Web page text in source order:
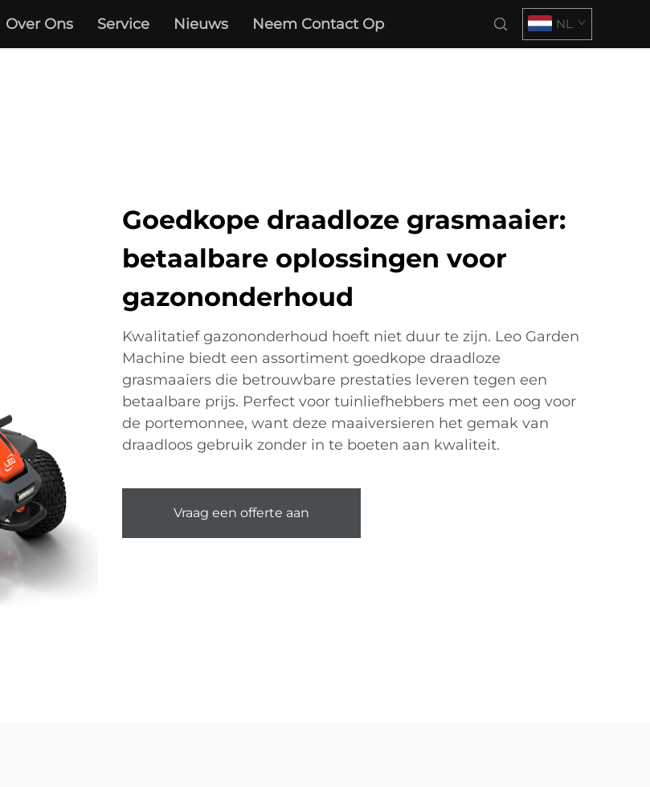
Over Ons Service Nieuws Neem Contact Op NL
Goedkope draadloze grasmaaier:
betaalbare oplossingen voor
gazononderhoud
Kwalitatief gazononderhoud hoeft niet duur te zijn. Leo Garden
Machine biedt een assortiment goedkope draadloze
grasmaaiers die betrouwbare prestaties leveren tegen een
betaalbare prijs. Perfect voor tuinliefhebbers met een oog voor
de portemonnee, want deze maaiversieren het gemak van
draadloos gebruik zonder in te boeten aan kwaliteit.
Vraag een offerte aan